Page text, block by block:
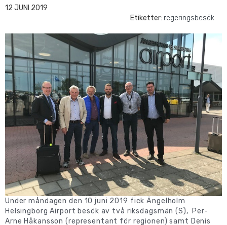
12 JUNI 2019
Etiketter: regeringsbesök
Under måndagen den 10 juni 2019 fick Ängelholm
Helsingborg Airport besök av två riksdagsmän (S), Per-
Arne Håkansson (representant för regionen) samt Denis